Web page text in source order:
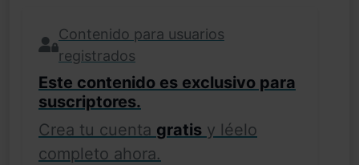
Contenido para usuarios
registrados
Este contenido es exclusivo para
suscriptores.
Crea tu cuenta gratis y léelo
completo ahora.